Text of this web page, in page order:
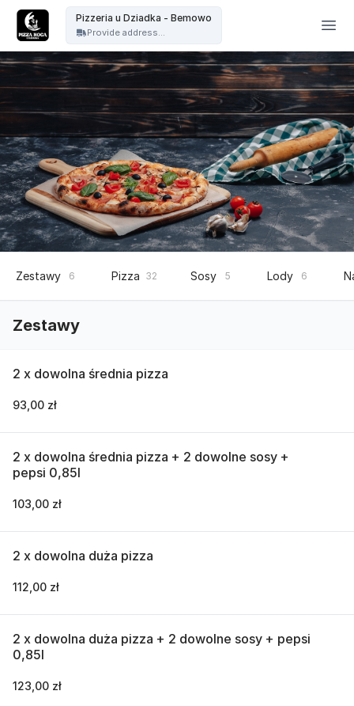
Pizzeria u Dziadka - Bemowo
Provide address...
Zestawy 6 Pizza 32 Sosy 5 Lody 6
Zestawy
2 x dowolna średnia pizza
93,00 zł
2 x dowolna średnia pizza + 2 dowolne sosy +
pepsi 0,85l
103,00 zł
2 x dowolna duża pizza
112,00 zł
2 x dowolna duża pizza + 2 dowolne sosy + pepsi
0,85l
123,00 zł